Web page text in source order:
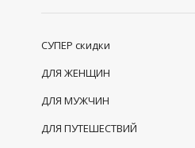
СУПЕР скидки
ДЛЯ ЖЕНЩИН
ДЛЯ МУЖЧИН
ДЛЯ ПУТЕШЕСТВИЙ